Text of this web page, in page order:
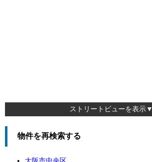
ストリートビューを表示▼
物件を再検索する